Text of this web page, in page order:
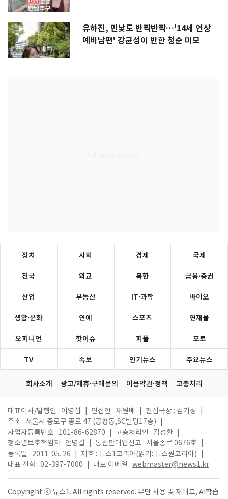
유하진, 민낯도 반짝반짝…'14세 연상
예비남편' 강균성이 반한 청순 미모
정치 사회 경제 국제
전국 외교 북한 금융·증권
산업 부동산 IT·과학 바이오
생활·문화 연예 스포츠 연재물
오피니언 핫이슈 피플 포토
TV 속보 인기뉴스 주요뉴스
회사소개 광고/제휴·구매문의 이용약관·정책 고충처리
대표이사/발행인 : 이영섭 편집인 : 채원배 편집국장 : 김기성
주소 : 서울시 종로구 종로 47 (공평동,SC빌딩17층)
사업자등록번호 : 101-86-62870
고충처리인 : 김성환
청소년보호책임자 : 안병길
통신판매업신고 : 서울종로 0676호
등록일 : 2011. 05. 26
제호 : 뉴스1코리아(읽기: 뉴스원코리아)
대표 전화 : 02-397-7000
대표 이메일 : webmaster@news1.kr
Copyright ⓒ 뉴스1. All rights reserved. 무단 사용 및 재배포, AI학습